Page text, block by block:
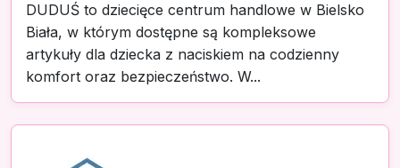
DUDUŚ to dziecięce centrum handlowe w Bielsko
Biała, w którym dostępne są kompleksowe
artykuły dla dziecka z naciskiem na codzienny
komfort oraz bezpieczeństwo. W...